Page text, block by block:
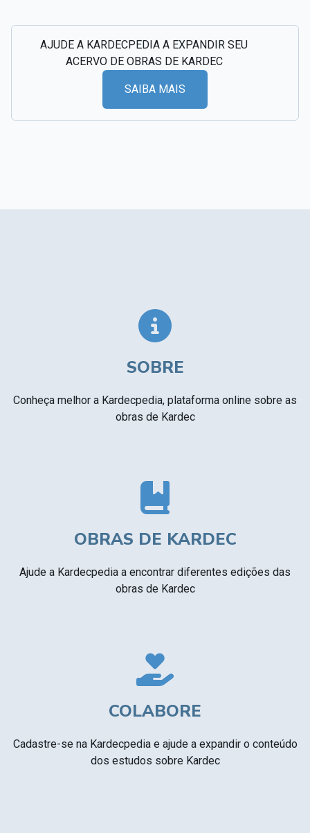
AJUDE A KARDECPEDIA A EXPANDIR SEU
ACERVO DE OBRAS DE KARDEC
SAIBA MAIS
SOBRE
Conheça melhor a Kardecpedia, plataforma online sobre as
obras de Kardec
OBRAS DE KARDEC
Ajude a Kardecpedia a encontrar diferentes edições das
obras de Kardec
COLABORE
Cadastre-se na Kardecpedia e ajude a expandir o conteúdo
dos estudos sobre Kardec